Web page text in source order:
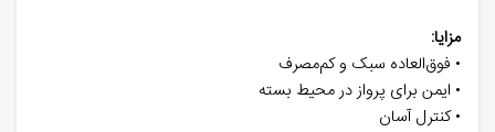
مزایا:
• فوق‌العاده سبک و کم‌مصرف
• ایمن برای پرواز در محیط بسته
• کنترل آسان